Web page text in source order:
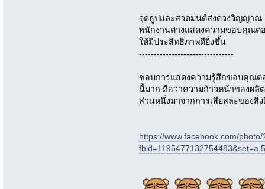
จุดธูปและสวดมนต์ส่งดวงวิญญาณ
พนักงานต่างแสดงความขอบคุณ
ให้มีประสิทธิภาพดียิ่งขึ้น
--------------------------------
ชอบการแสดงความรู้สึกขอบคุณต่
นี้มาก ถือว่าความก้าวหน้าของผ
ส่วนหนึ่งมาจากการเสียสละของสิ่
https://www.facebook.com/photo/